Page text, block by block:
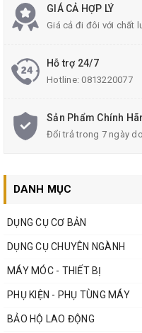
GIÁ CẢ HỢP LÝ
Giá cả đi đôi với chất
Hỗ trợ 24/7
Hotline:0813220077
Sản Phẩm Chính
Đổi trả trong 7 ngày
DANH MỤC
DỤNG CỤ CƠ BẢN
DỤNG CỤ CHUYÊN NGÀNH
MÁY MÓC - THIẾT BỊ
PHỤ KIỆN - PHỤ TÙNG MÁY
BẢO HỘ LAO ĐỘNG